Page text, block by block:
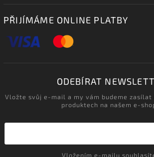
PŘIJÍMÁME ONLINE PLATBY
ODEBÍRAT
Vložte svůj e-mail a my vám budeme zasílat
produktech na našem e-